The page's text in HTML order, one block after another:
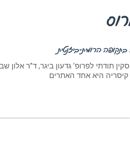
בתקופה הרומית-ביזנטית
תודתי לפרופ’ גדעון ביגר, ד”ר אלון
היא אחד האתרים